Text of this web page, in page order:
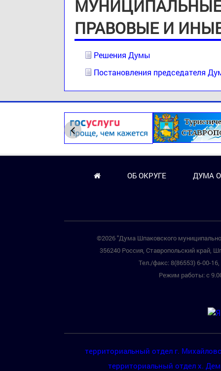
ПРАВОВЫЕ И
Решения Думы
Постановления председателя
ОБ ОКРУГЕ ДУМА
©2026 "Дума Шпаковского
356240 Россия, Ставропольский край,
Тел./факс: 8(86553) 6-00-
Режим работы: с
территориальный отдел г.
территориальный отдел х.